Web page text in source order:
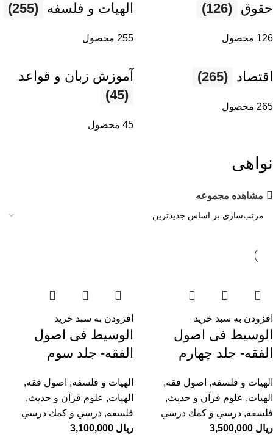
حقوق (126)
126 محصول
الهیات و فلسفه (255)
255 محصول
اقتصاد (265)
265 محصول
آموزش زبان و قواعد
(45)
45 محصول
نواهی
مشاهده مجموعه
افزودن به سبد خرید
الوسیط فی اصول
الفقه- جلد چهارم
الهیات و فلسفه, اصول فقه,
الهيات, علوم قرآن و حدیث,
فلسفه, درسي و كمك درسي
ریال
افزودن به سبد خرید
الوسیط فی اصول
الفقه- جلد سوم
الهیات و فلسفه, اصول فقه,
الهيات, علوم قرآن و حدیث,
فلسفه, درسي و كمك درسي
ریال